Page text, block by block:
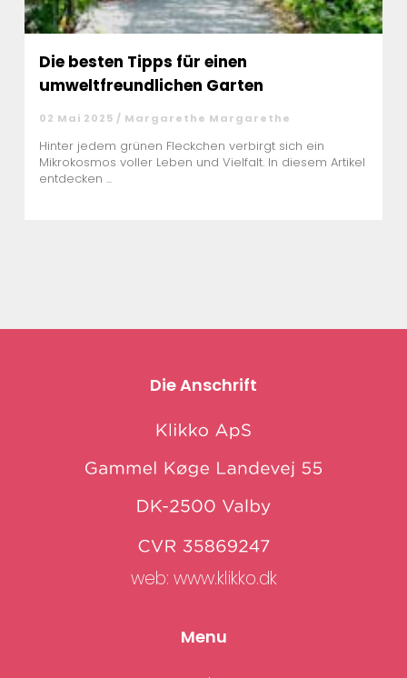
Die besten Tipps für einen
umweltfreundlichen Garten
02 Mai 2025 / Margarethe Margarethe
Hinter jedem grünen Fleckchen verbirgt sich ein
Mikrokosmos voller Leben und Vielfalt. In diesem Artikel
entdecken ...
Die Anschrift
web: www.klikko.dk
Menu